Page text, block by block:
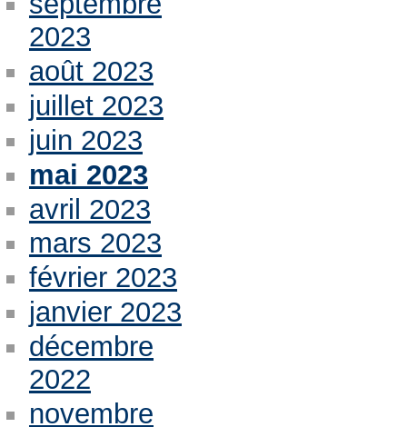
2023
août 2023
juillet 2023
juin 2023
mai 2023
avril 2023
mars 2023
février 2023
janvier 2023
décembre
2022
novembre